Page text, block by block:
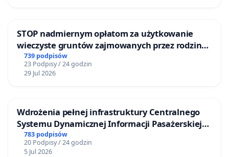
STOP nadmiernym opłatom za użytkowanie
wieczyste gruntów zajmowanych przez rodzinne
ogrody działkowe.
739 podpisów
23 Podpisy / 24 godzin
29 Jul 2026
Wdrożenia pełnej infrastruktury Centralnego
Systemu Dynamicznej Informacji Pasażerskiej
(CSDiP) na stacji kolejowej w Łomży
783 podpisów
20 Podpisy / 24 godzin
5 Jul 2026